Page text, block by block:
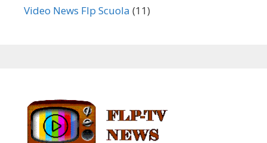
Video News Flp Scuola (11)